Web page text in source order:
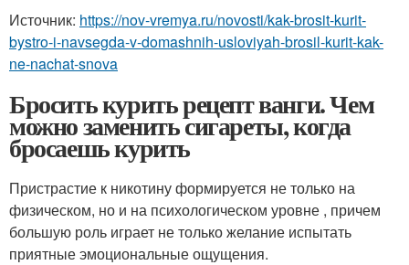
Источник: https://nov-vremya.ru/novosti/kak-brosit-kurit-
bystro-i-navsegda-v-domashnih-usloviyah-brosil-kurit-kak-
ne-nachat-snova
Бросить курить рецепт ванги. Чем
можно заменить сигареты, когда
бросаешь курить
Пристрастие к никотину формируется не только на
физическом, но и на психологическом уровне , причем
большую роль играет не только желание испытать
приятные эмоциональные ощущения.